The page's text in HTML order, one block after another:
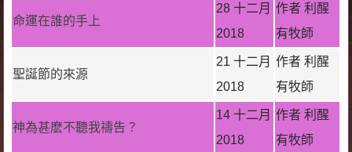
命運在誰的手上
28 十二月
2018
作者 利醒
有牧師
聖誕節的來源
21 十二月
2018
作者 利醒
有牧師
神為甚麽不聽我禱告？
14 十二月
2018
作者 利醒
有牧師